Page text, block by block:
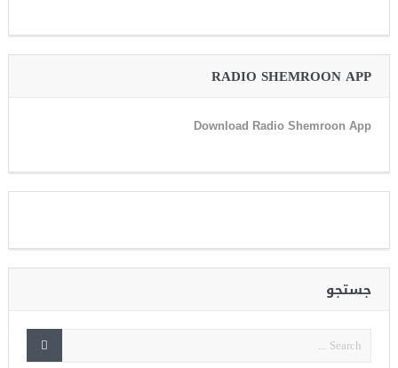
RADIO SHEMROON APP
Download Radio Shemroon App
جستجو